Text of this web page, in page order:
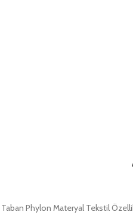
Phylon Materyal Tekstil